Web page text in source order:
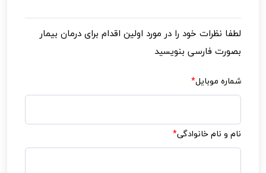
لطفا نظرات خود را در مورد اولین اقدام برای درمان بیمار
بصورت فارسی بنویسید
شماره موبایل*
نام و نام خانوادگی*